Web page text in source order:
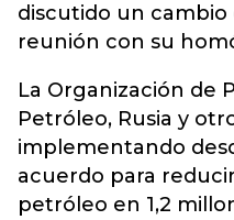
discutido un cambio
reunión con su
La Organización de
Petróleo, Rusia y
implementando
acuerdo para
petróleo en 1,2